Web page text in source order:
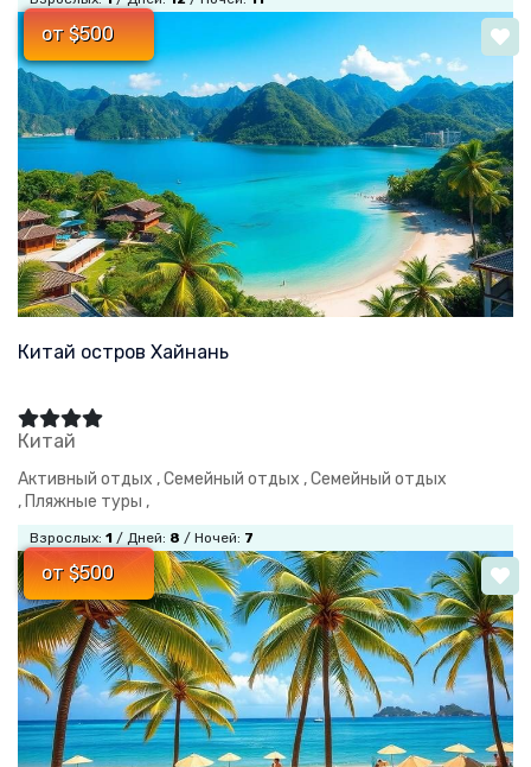
от $500
Китай остров Хайнань
Китай
Активный отдых ,Семейный отдых ,Семейный отдых
, Пляжные туры ,
Взрослых: 1 / Дней: 8 / Ночей: 7
от $500